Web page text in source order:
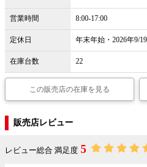
営業時間 8:00-17:00
定休日 年末年始・2026年9/
在庫台数 22
この販売店の在庫を見る
販売店レビュー
レビュー総合 満足度 5